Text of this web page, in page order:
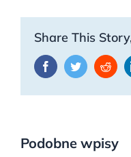
Share This
FacebookTwitter
Podobne wpisy